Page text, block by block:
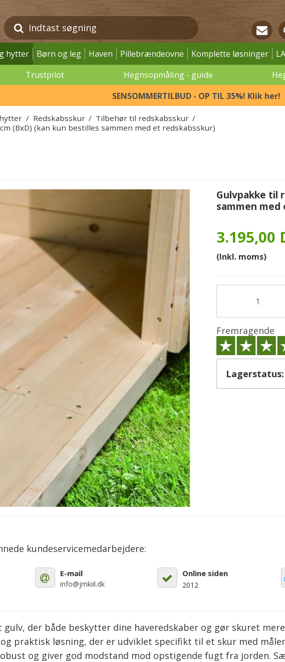
hytter Børn og leg Haven Pillebrændeovne Komplette løsninger
Trustpilot Hegnsopmåling - guide
SENSOMMERTILBUD - OP TIL 35%! Klik her!
/ Redskabsskur / Tilbehør til redskabsskur /
(BxD) (kan kun bestilles sammen med et redskabsskur)
Gulvpakke til
sammen med
3.195,00
(Inkl. moms)
Fremragende
Lagerstatus:
kundeservicemedarbejdere:
E-mail
info@jmkiil.dk
Online siden
2012
gulv, der både beskytter dine haveredskaber og gør skuret
praktisk løsning, der er udviklet specifikt til et skur med
og giver god modstand mod opstigende fugt fra jorden.